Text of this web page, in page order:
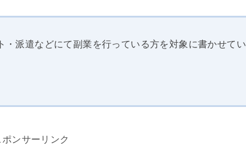
派遣などにて副業を行っている方を対象に書かせてい
ポンサーリンク